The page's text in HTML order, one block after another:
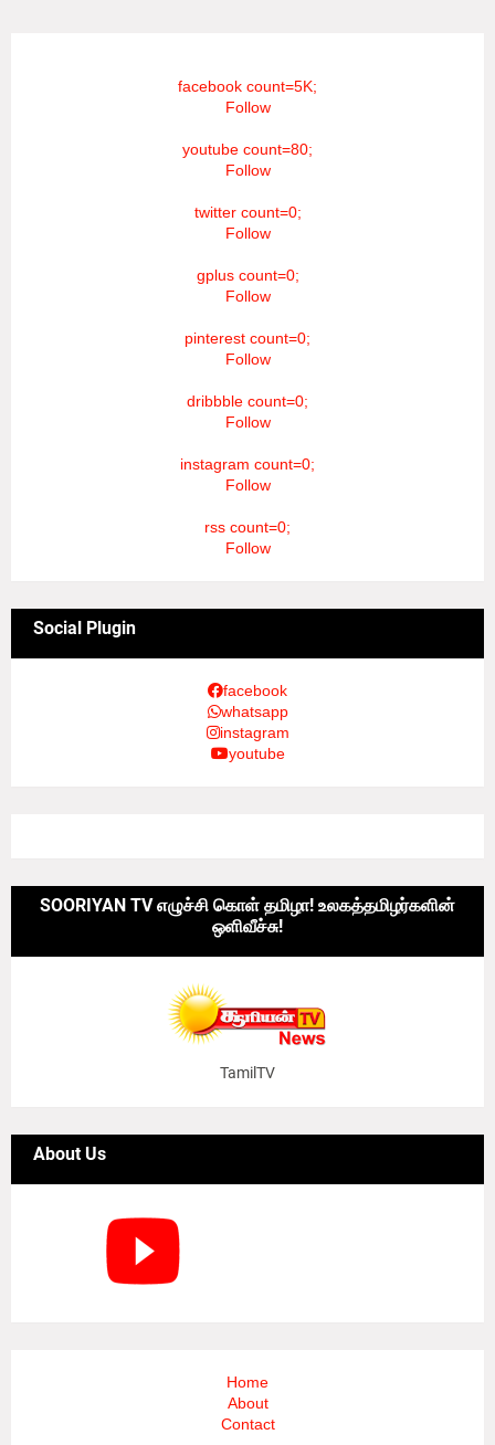
facebook count=5K;
Follow
youtube count=80;
Follow
twitter count=0;
Follow
gplus count=0;
Follow
pinterest count=0;
Follow
dribbble count=0;
Follow
instagram count=0;
Follow
rss count=0;
Follow
Social Plugin
facebook
whatsapp
instagram
youtube
SOORIYAN TV எழுச்சி கொள் தமிழா! உலகத்தமிழர்களின்
ஒளிவீச்சு!
TamilTV
About Us
Home
About
Contact